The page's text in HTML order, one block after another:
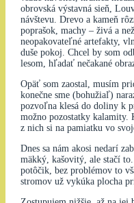
obrovská výstavná sieň,
návštevu. Drevo a kameň
poprašok, machy – živá a
neopakovateľné artefakty,
duše pokoj. Chcel by som
lesom, hľadať nečakané
Opäť som zaostal, musím
konečne sme (bohužiaľ)
pozvoľna klesá do doliny k
možno pozostatky kalamity.
z nich si na pamiatku vo
Dnes sa nám akosi nedarí
mäkký, kašovitý, ale stačí
potôčik, bez problémov to
stromov už vykúka plocha